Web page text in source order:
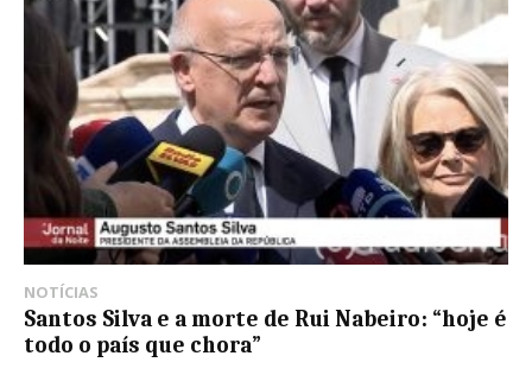
NOTÍCIAS
Santos Silva e a morte de Rui Nabeiro: “hoje é
todo o país que chora”